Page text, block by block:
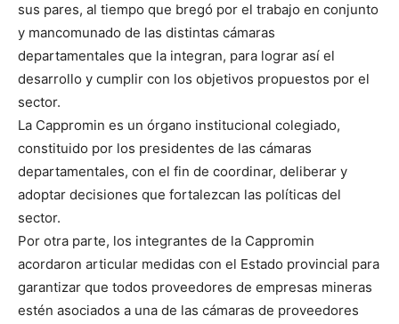
sus pares, al tiempo que bregó por el trabajo en conjunto
y mancomunado de las distintas cámaras
departamentales que la integran, para lograr así el
desarrollo y cumplir con los objetivos propuestos por el
sector.
La Cappromin es un órgano institucional colegiado,
constituido por los presidentes de las cámaras
departamentales, con el fin de coordinar, deliberar y
adoptar decisiones que fortalezcan las políticas del
sector.
Por otra parte, los integrantes de la Cappromin
acordaron articular medidas con el Estado provincial para
garantizar que todos proveedores de empresas mineras
estén asociados a una de las cámaras de proveedores